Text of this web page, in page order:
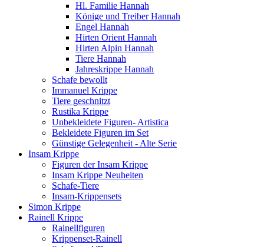
Hl. Familie Hannah
Könige und Treiber Hannah
Engel Hannah
Hirten Orient Hannah
Hirten Alpin Hannah
Tiere Hannah
Jahreskrippe Hannah
Schafe bewollt
Immanuel Krippe
Tiere geschnitzt
Rustika Krippe
Unbekleidete Figuren- Artistica
Bekleidete Figuren im Set
Günstige Gelegenheit - Alte Serie
Insam Krippe
Figuren der Insam Krippe
Insam Krippe Neuheiten
Schafe-Tiere
Insam-Krippensets
Simon Krippe
Rainell Krippe
Rainellfiguren
Krippenset-Rainell